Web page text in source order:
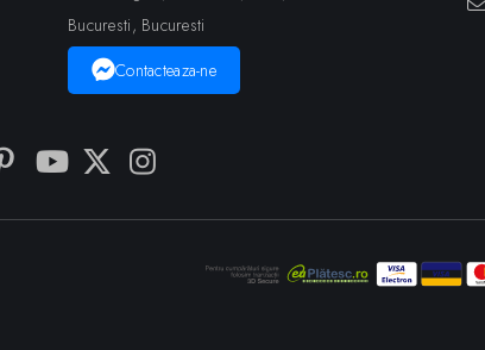
Bucuresti, Bucuresti
Contacteaza-ne